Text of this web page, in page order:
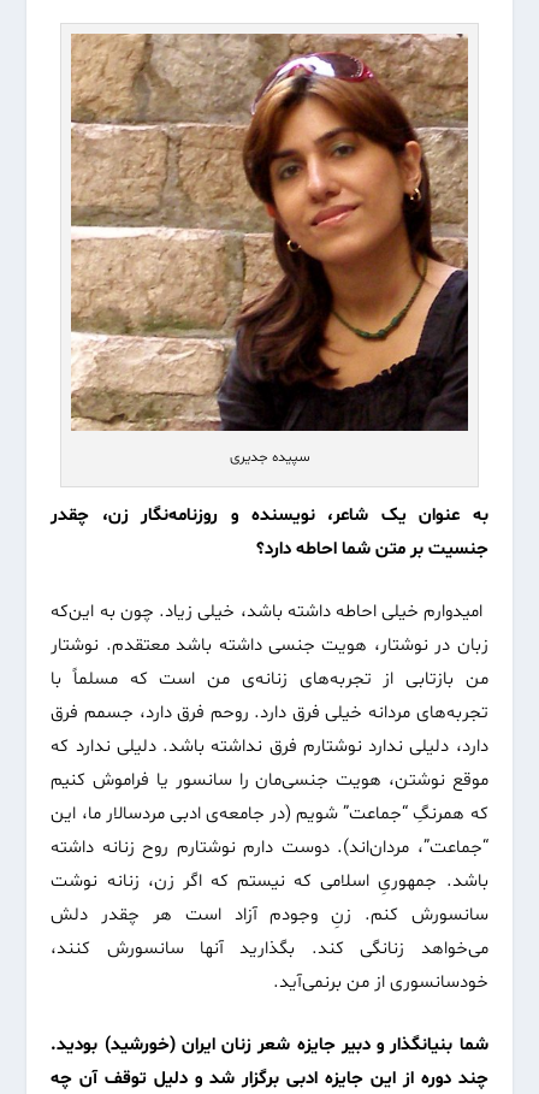
سپیده جدیری
به عنوان یک شاعر، نویسنده و روزنامه‌نگار زن، چقدر
جنسیت بر متن شما احاطه دارد؟
امیدوارم خیلی احاطه داشته باشد، خیلی زیاد. چون به این‌که
زبان در نوشتار، هویت جنسی داشته باشد معتقدم. نوشتار
من بازتابی از تجربه‌های زنانه‌ی من است که مسلماً با
تجربه‌های مردانه خیلی فرق دارد. روحم فرق دارد، جسمم فرق
دارد، دلیلی ندارد نوشتارم فرق نداشته باشد. دلیلی ندارد که
موقع نوشتن، هویت جنسی‌مان را سانسور یا فراموش کنیم
که همرنگِ “جماعت” شویم (در جامعه‌ی ادبی مردسالار ما، این
“جماعت”، مردان‌اند). دوست دارم نوشتارم روح زنانه داشته
باشد. جمهوریِ اسلامی که نیستم که اگر زن، زنانه نوشت
سانسورش کنم. زنِ وجودم آزاد است هر چقدر دلش
می‌خواهد زنانگی کند. بگذارید آنها سانسورش کنند،
خودسانسوری از من برنمی‌آید.
شما بنیانگذار و دبیر جایزه شعر زنان ایران (خورشید) بودید.
چند دوره از این جایزه ادبی برگزار شد و دلیل توقف آن چه